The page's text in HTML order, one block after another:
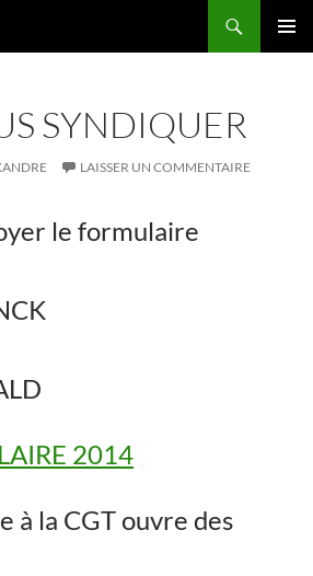
SYNDIQUER
LAISSER UN COMMENTAIRE
le formulaire
2014
à la CGT ouvre des